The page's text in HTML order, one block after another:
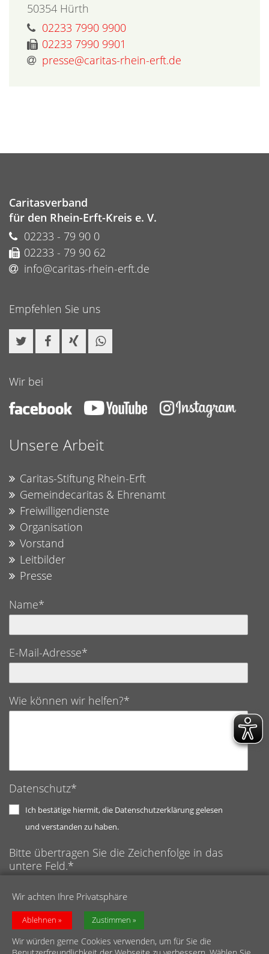
Wir achten Ihre Privatsphäre
Ablehnen Zustimmen
Wir würden gerne Cookies verwenden, um für Sie die
50354 Hürth
02233 7990 9900
02233 7990 9901
presse@caritas-rhein-erft.de
Caritasverband
für den Rhein-Erft-Kreis e. V.
02233 - 79 90 0
02233 - 79 90 62
info@caritas-rhein-erft.de
Empfehlen Sie uns
Wir bei
Unsere Arbeit
Caritas-Stiftung Rhein-Erft
Gemeindecaritas & Ehrenamt
Freiwilligendienste
Organisation
Vorstand
Leitbilder
Presse
Name*
E-Mail-Adresse*
Wie können wir helfen?*
Datenschutz*
Ich bestätige hiermit, die Datenschutzerklärung gelesen
und verstanden zu haben.
Bitte übertragen Sie die Zeichenfolge in das
untere Feld.*
Hier klicken
Friendly